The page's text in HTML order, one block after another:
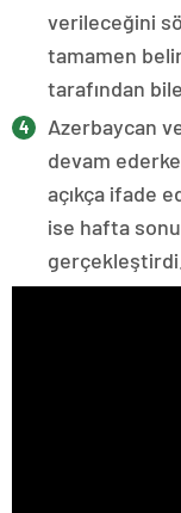
verileceğini
tamamen
tarafından
Azerbaycan
devam
açıkça ifade
ise hafta
gerçekleştirdi.